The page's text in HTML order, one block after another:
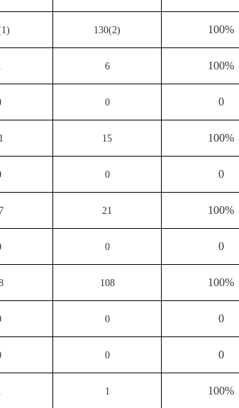
1) 130(2) 100%
6 100%
0 0
15 100%
0 0
21 100%
0 0
108 100%
0 0
0 0
1 100%